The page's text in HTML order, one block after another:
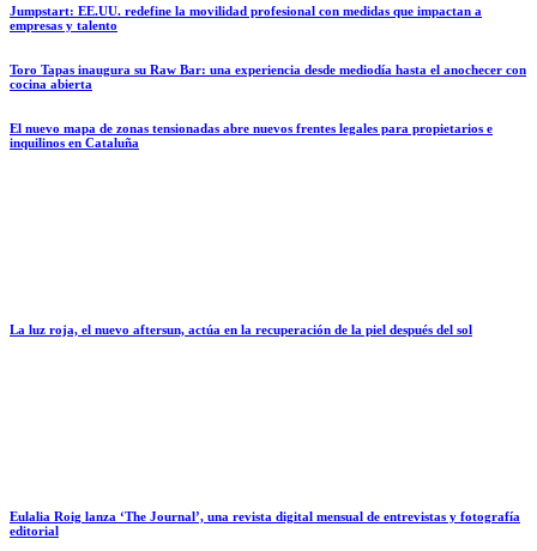
Jumpstart: EE.UU. redefine la movilidad profesional con medidas que impactan a
empresas y talento
Toro Tapas inaugura su Raw Bar: una experiencia desde mediodía hasta el anochecer con
cocina abierta
El nuevo mapa de zonas tensionadas abre nuevos frentes legales para propietarios e
inquilinos en Cataluña
La luz roja, el nuevo aftersun, actúa en la recuperación de la piel después del sol
Eulalia Roig lanza ‘The Journal’, una revista digital mensual de entrevistas y fotografía
editorial